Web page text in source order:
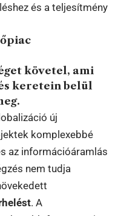
és a teljesítmény
követel, ami
keretein belül
új
komplexebbé
az információáramlás
nem tudja
. A